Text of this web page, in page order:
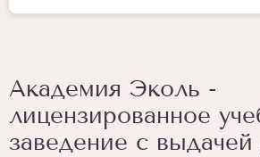
Академия Эколь -
лицензированное
заведение с